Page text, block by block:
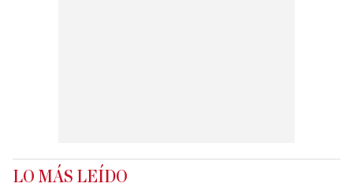
LO MÁS LEÍDO